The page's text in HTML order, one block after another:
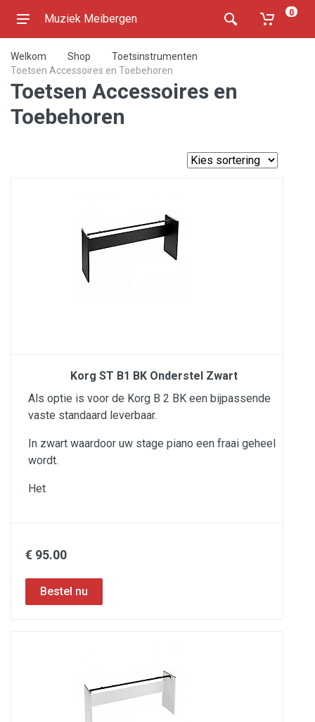
Muziek Meibergen 0
Welkom Shop
Toetsinstrumenten
Toetsen Accessoires en Toebehoren
Toetsen Accessoires en
Toebehoren
Korg ST B1 BK Onderstel Zwart
Als optie is voor de Korg B 2 BK een bijpassende
vaste standaard leverbaar.
In zwart waardoor uw stage piano een fraai geheel
wordt.
Het
€ 95.00